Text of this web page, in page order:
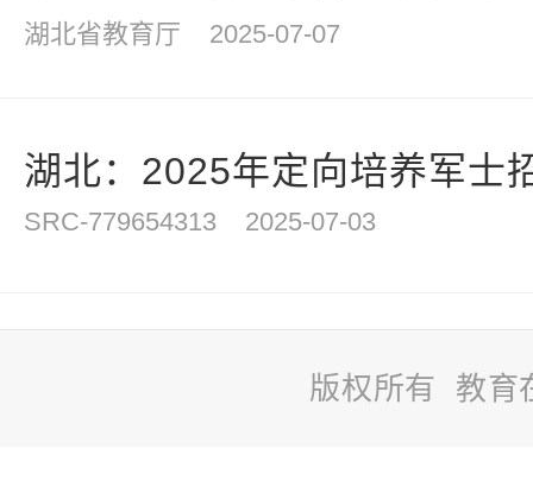
湖北省教育厅 2025-07-07
湖北：2025年定向培养军士
SRC-779654313 2025-07-03
版权所有 教育